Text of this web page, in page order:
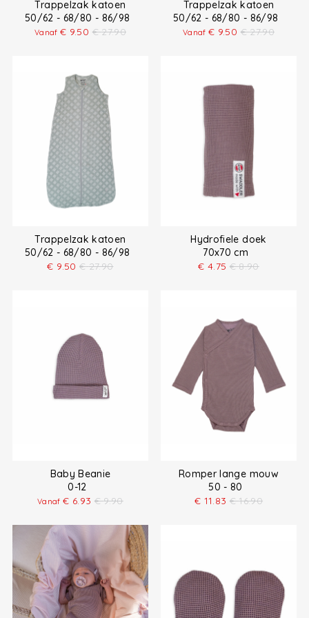
Trappelzak katoen
50/62 - 68/80 - 86/98
Vanaf€ 9.50 € 27.90
Trappelzak katoen
50/62 - 68/80 - 86/98
Vanaf€ 9.50 € 27.90
Trappelzak katoen
50/62 - 68/80 - 86/98
€ 9.50 € 27.90
Hydrofiele doek
70x70 cm
€ 4.75 € 8.90
Baby Beanie
0-12
Vanaf€ 6.93 € 9.90
Romper lange mouw
50 - 80
€ 11.83 € 16.90